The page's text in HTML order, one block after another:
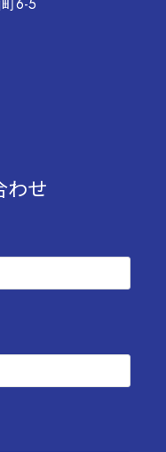
6-5
わせ